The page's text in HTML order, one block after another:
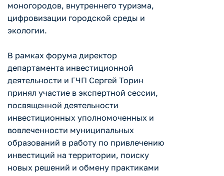
моногородов, внутреннего туризма,
цифровизации городской среды и
экологии.
В рамках форума директор
департамента инвестиционной
деятельности и ГЧП Сергей Торин
принял участие в экспертной сессии,
посвященной деятельности
инвестиционных уполномоченных и
вовлеченности муниципальных
образований в работу по привлечению
инвестиций на территории, поиску
новых решений и обмену практиками